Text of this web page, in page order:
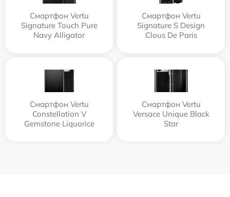
Смартфон Vertu
Signature Touch Pure
Navy Alligator
Смартфон Vertu
Signature S Design
Clous De Paris
Смартфон Vertu
Constellation V
Gemstone Liquorice
Смартфон Vertu
Versace Unique Black
Star